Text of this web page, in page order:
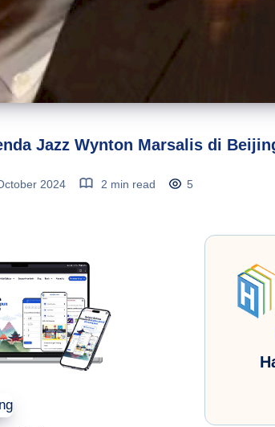
Jazz Wynton Marsalis di
2024 2 min read 5